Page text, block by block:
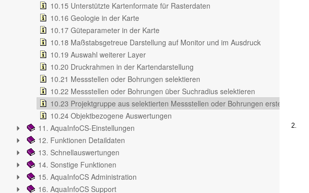
10.15 Unterstützte Kartenformate für Rasterdaten
10.16 Geologie in der Karte
10.17 Güteparameter in der Karte
10.18 Maßstabsgetreue Darstellung auf Monitor und im Ausdruck
10.19 Auswahl weiterer Layer
10.20 Druckrahmen in der Kartendarstellung
10.21 Messstellen oder Bohrungen selektieren
10.22 Messstellen oder Bohrungen über Suchradius selektieren
10.23 Projektgruppe aus selektierten Messstellen oder Bohrungen erstellen
10.24 Objektbezogene Auswertungen
11. AquaInfoCS-Einstellungen
12. Funktionen Detaildaten
13. Schnellauswertungen
14. Sonstige Funktionen
15. AquaInfoCS Administration
16. AquaInfoCS Support